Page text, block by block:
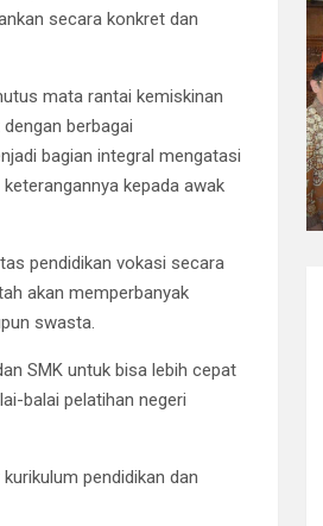
secara konkret dan
mata rantai kemiskinan
berbagai
bagian integral mengatasi
kepada awak
pendidikan vokasi secara
akan memperbanyak
swasta.
SMK untuk bisa lebih cepat
balai pelatihan negeri
pendidikan dan